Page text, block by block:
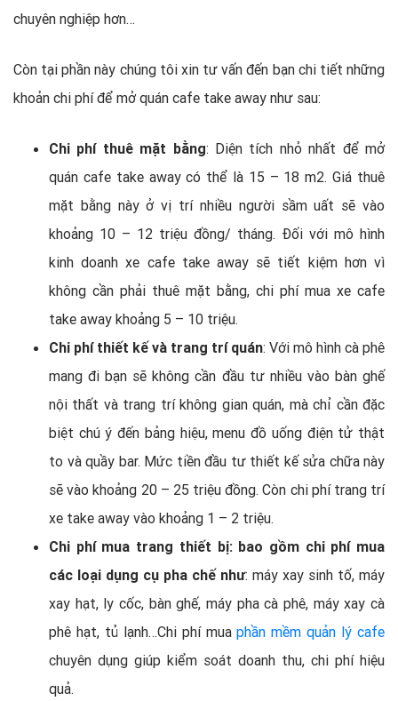
chuyên nghiệp hơn…
Còn tại phần này chúng tôi xin tư vấn đến bạn chi tiết những
khoản chi phí để mở quán cafe take away như sau:
Chi phí thuê mặt bằng: Diện tích nhỏ nhất để mở
quán cafe take away có thể là 15 – 18 m2. Giá thuê
mặt bằng này ở vị trí nhiều người sầm uất sẽ vào
khoảng 10 – 12 triệu đồng/ tháng. Đối với mô hình
kinh doanh xe cafe take away sẽ tiết kiệm hơn vì
không cần phải thuê mặt bằng, chi phí mua xe cafe
take away khoảng 5 – 10 triệu.
Chi phí thiết kế và trang trí quán: Với mô hình cà phê
mang đi bạn sẽ không cần đầu tư nhiều vào bàn ghế
nội thất và trang trí không gian quán, mà chỉ cần đặc
biệt chú ý đến bảng hiệu, menu đồ uống điện tử thật
to và quầy bar. Mức tiền đầu tư thiết kế sửa chữa này
sẽ vào khoảng 20 – 25 triệu đồng. Còn chi phí trang trí
xe take away vào khoảng 1 – 2 triệu.
Chi phí mua trang thiết bị: bao gồm chi phí mua
các loại dụng cụ pha chế như: máy xay sinh tố, máy
xay hạt, ly cốc, bàn ghế, máy pha cà phê, máy xay cà
phê hạt, tủ lạnh…Chi phí muaphần mềm quản lý cafe
chuyên dụng giúp kiểm soát doanh thu, chi phí hiệu
quả.